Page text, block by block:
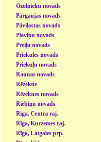
Ozolnieku novads
Pārgaujas novads
Pāvilostas novads
Pļaviņu novads
Preiļu novads
Priekules novads
Priekuļu novads
Raunas novads
Rēzekne
Rēzeknes novads
Riebiņu novads
Rīga, Centra raj.
Rīga, Kurzemes raj.
Rīga, Latgales prp.